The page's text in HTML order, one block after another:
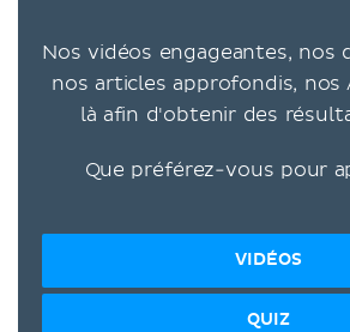
Nos vidéos engageantes, nos
nos articles approfondis, nos
là afin d'obtenir des
Que préférez-vous pour
VIDÉOS
QUIZ